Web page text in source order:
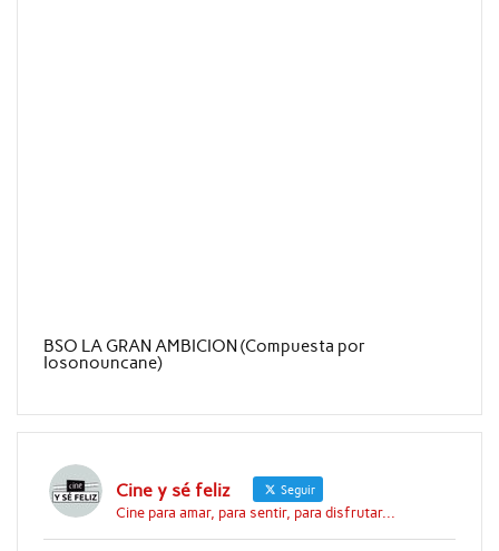
BSO LA GRAN AMBICION (Compuesta por
Iosonouncane)
Cine y sé feliz Seguir
Cine para amar, para sentir, para disfrutar...